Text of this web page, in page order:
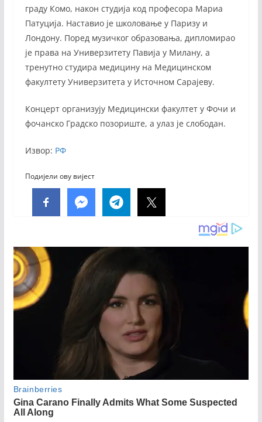
граду Комо, након студија код професора Мариа
Патуција. Наставио је школовање у Паризу и
Лондону. Поред музичког образовања, дипломирао
је права на Универзитету Павија у Милану, а
тренутно студира медицину на Медицинском
факултету Универзитета у Источном Сарајеву.
Концерт организују Медицински факултет у Фочи и
фочанско Градско позориште, а улаз је слободан.
Извор: РФ
Подијели ову вијест